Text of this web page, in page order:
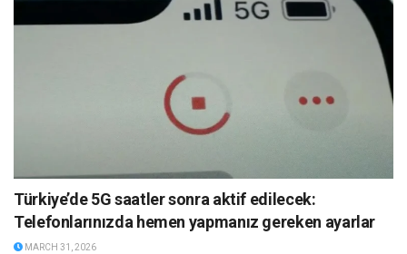
Türkiye’de 5G saatler sonra aktif edilecek:
Telefonlarınızda hemen yapmanız gereken ayarlar
MARCH 31, 2026